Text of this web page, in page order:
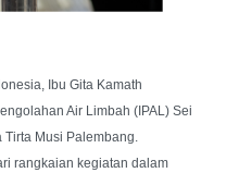
Ibu Gita Kamath
Air Limbah (IPAL) Sei
Musi Palembang.
rangkaian kegiatan dalam